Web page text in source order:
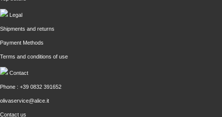
Legal
Shipments and returns
Payment Methods
Terms and conditions of use
Contact
Phone : +39 0832 391652
olivaservice@alice.it
Contact us